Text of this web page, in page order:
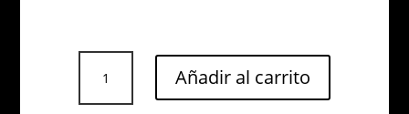
Upmann
Coronas
Añadir al carrito